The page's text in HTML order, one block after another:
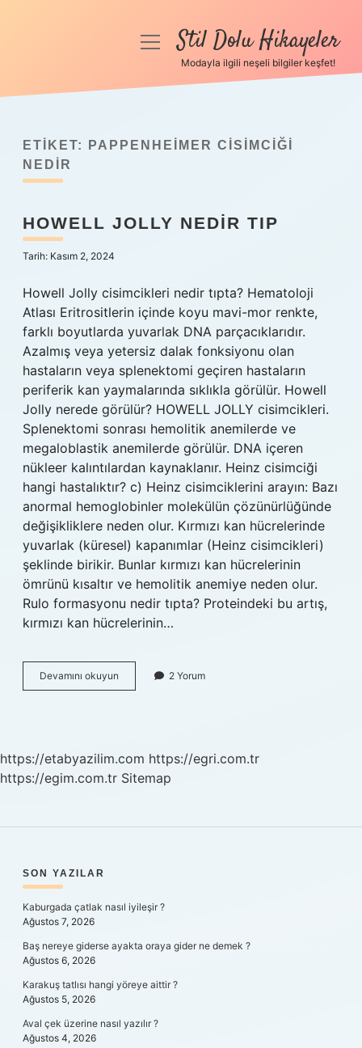
Anasayfa
Yasal Uyarı
menüyüStil Dolu Hikayeler
Modayla ilgili neşeli bilgiler keşfet!
ETIKET:
PAPPENHEIMER CISIMCIĞI
NEDIR
HOWELL JOLLY NEDIR TIP
Tarih: Kasım 2, 2024
Howell Jolly cisimcikleri nedir tıpta? Hematoloji
Atlası Eritrositlerin içinde koyu mavi-mor renkte,
farklı boyutlarda yuvarlak DNA parçacıklarıdır.
Azalmış veya yetersiz dalak fonksiyonu olan
hastaların veya splenektomi geçiren hastaların
periferik kan yaymalarında sıklıkla görülür. Howell
Jolly nerede görülür? HOWELL JOLLY cisimcikleri.
Splenektomi sonrası hemolitik anemilerde ve
megaloblastik anemilerde görülür. DNA içeren
nükleer kalıntılardan kaynaklanır. Heinz cisimciği
hangi hastalıktır? c) Heinz cisimciklerini arayın: Bazı
anormal hemoglobinler molekülün çözünürlüğünde
değişikliklere neden olur. Kırmızı kan hücrelerinde
yuvarlak (küresel) kapanımlar (Heinz cisimcikleri)
şeklinde birikir. Bunlar kırmızı kan hücrelerinin
ömrünü kısaltır ve hemolitik anemiye neden olur.
Rulo formasyonu nedir tıpta? Proteindeki bu artış,
kırmızı kan hücrelerinin…
Devamını okuyun
Jolly
2 Yorum
https://etabyazilim.com https://egri.com.tr
https://egim.com.tr Sitemap
SIDEBAR
SON YAZILAR
Kaburgada çatlak nasıl iyileşir ?
Ağustos 7, 2026
Baş nereye giderse ayakta oraya gider ne demek ?
Ağustos 6, 2026
Karakuş tatlısı hangi yöreye aittir ?
Ağustos 5, 2026
Aval çek üzerine nasıl yazılır ?
Ağustos 4, 2026